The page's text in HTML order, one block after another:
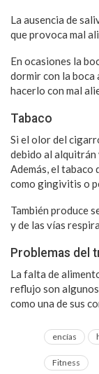
La ausencia de
que provoca mal
En ocasiones la
dormir con la
hacerlo con mal
Tabaco
Si el olor del
debido al
Además, el tabaco
como gingivitis o
También produce
y de las vías
Problemas del
La falta de
reflujo son
como una de sus
encías
Fitness